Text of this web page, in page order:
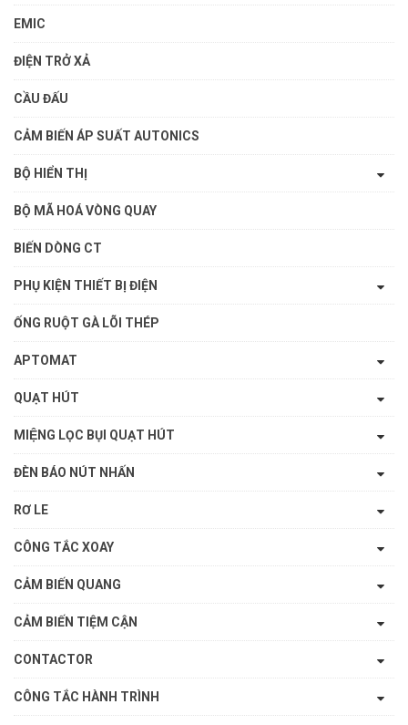
EMIC
ĐIỆN TRỞ XẢ
CẦU ĐẤU
CẢM BIẾN ÁP SUẤT AUTONICS
BỘ HIỂN THỊ
BỘ MÃ HOÁ VÒNG QUAY
BIẾN DÒNG CT
PHỤ KIỆN THIẾT BỊ ĐIỆN
ỐNG RUỘT GÀ LÕI THÉP
APTOMAT
QUẠT HÚT
MIỆNG LỌC BỤI QUẠT HÚT
ĐÈN BÁO NÚT NHẤN
RƠ LE
CÔNG TẮC XOAY
CẢM BIẾN QUANG
CẢM BIẾN TIỆM CẬN
CONTACTOR
CÔNG TẮC HÀNH TRÌNH